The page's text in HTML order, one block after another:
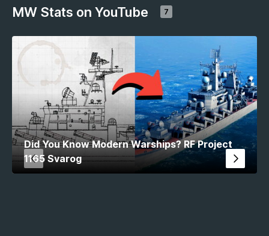
MW Stats on YouTube 7
Did You Know Modern Warships? RF Project
1165 Svarog